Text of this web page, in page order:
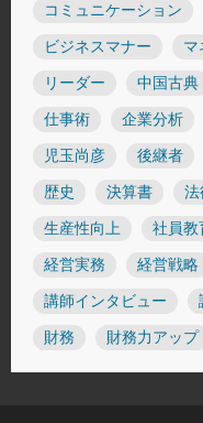
コミュニケーション
ビジネスマナー マ
リーダー 中国古典
仕事術 企業分析
児玉尚彦 後継者
歴史 決算書 法
生産性向上 社員教
経営実務 経営戦略
講師インタビュー
財務 財務力アップ